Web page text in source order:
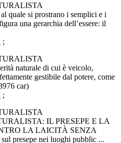
quale si prostrano i semplici e i
una gerarchia dell’essere: il
;
naturale di cui è veicolo,
gestibile dal potere, come
car)
;
IL PRESEPE E LA
LA LAICITÀ SENZA
presepe nei luoghi pubblic ...